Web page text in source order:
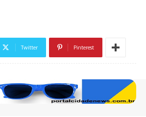
Twitter Pinterest